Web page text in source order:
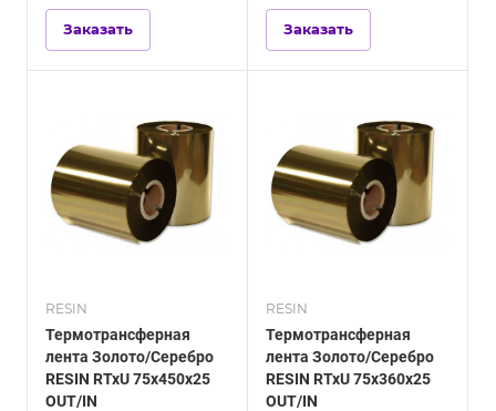
Заказать Заказать
RESIN
Термотрансферная
лента Золото/Серебро
RESIN RTxU 75х450х25
OUT/IN
RESIN
Термотрансферная
лента Золото/Серебро
RESIN RTxU 75х360х25
OUT/IN